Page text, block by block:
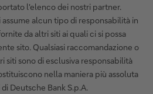
l'elenco dei nostri partner.
assume alcun tipo di responsabilità in
da altri siti ai quali ci si possa
sito. Qualsiasi raccomandazione o
siti sono di esclusiva responsabilità
nella maniera più assoluta
Deutsche Bank S.p.A.